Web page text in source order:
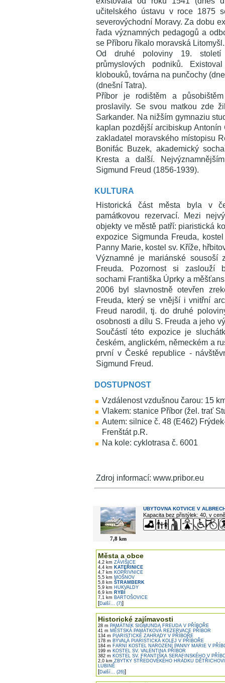
učitelského ústavu v roce 1875
severovýchodní Moravy. Za dobu
řada významných pedagogů a
se Příboru říkalo moravská Litomyšl.
Od druhé poloviny 19. století
průmyslových podniků.
klobouků, továrna na punčochy
(dnešní Tatra).
Příbor je rodištěm a
proslavily. Se svou matkou zde
Sarkander. Na nižším gymnaziu
kaplan pozdější arcibiskup
zakladatel moravského místopisu
Bonifác Buzek, akademický
Kresta a další.
Sigmund Freud (1856-1939).
KULTURA
Historická část města byla v
památkovou rezervací. Mezi
objekty ve městě patří: piaristická
expozice Sigmunda Freuda,
Panny Marie, kostel sv. Kříže,
Významné je mariánské sousoší
Freuda. Pozornost si zaslouží
sochami Františka Úprky a
2006 byl slavnostně otevřen
Freuda, který se vnější i vnitřní
Freud narodil, tj. do druhé
osobnosti a dílu S. Freuda a jeho
Součástí této expozice je
českém, anglickém, německém a
první v České republice -
Sigmund Freud.
DOSTUPNOST
Vzdálenost vzdušnou čarou: 15
Vlakem: stanice Příbor (žel. trať
Autem: silnice č. 48 (E462)
Frenštát p.R.
Na kole: cyklotrasa č. 6001
Zdroj informací: www.pribor.eu
7,8 km
UBYTOVNA KOTVICE V
Kapacita bez přistýlek: 40, v
Města a obce
4,2 km ZÁVIŠICE
4,4 km KATEŘINICE
4,7 km KOPŘIVNICE
5,5 km MOŠNOV
5,8 km ŠTRAMBERK
5,9 km HUKVALDY
6,9 km RYBÍ
7,1 km BARTOŠOVICE
[Další... (7)]
Historické zajímavosti
28 m PAMÁTNÍK SIGMUNDA FREUDA V PŘÍBOŘE
41 m MĚSTSKÁ PAMÁTKOVÁ REZERVACE PŘÍBOR
134 m PIARISTICKÉ ZAHRADY V PŘÍBOŘE
178 m BÝVALÁ PIARISTICKÁ KOLEJ V PŘÍBOŘE
184 m FARNÍ KOSTEL NAROZENÍ PANNY MARIE V
199 m KOSTEL SV. VALENTINA PŘÍBOR
382 m KOSTEL SV. FRANTIŠKA SERAFINSKÉHO V
2,0 km ZBYTKY STŘEDOVĚKÉHO HRÁDKU
LUBINĚ
[Další... (26)]